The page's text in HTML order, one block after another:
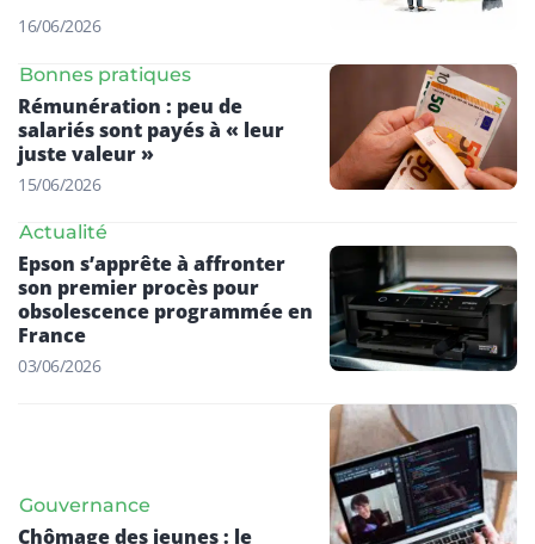
16/06/2026
Bonnes pratiques
Rémunération : peu de
salariés sont payés à « leur
juste valeur »
15/06/2026
Actualité
Epson s’apprête à affronter
son premier procès pour
obsolescence programmée en
France
03/06/2026
Gouvernance
Chômage des jeunes : le